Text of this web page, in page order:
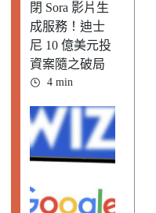
閉 Sora 影片生
成服務！迪士
尼 10 億美元投
資案隨之破局
4 min